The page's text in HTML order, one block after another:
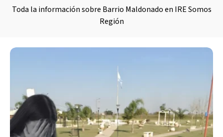
Toda la información sobre Barrio Maldonado en IRE Somos
Región